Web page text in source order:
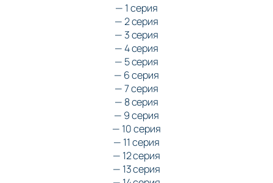
— 1 серия
— 2 серия
— 3 серия
— 4 серия
— 5 серия
— 6 серия
— 7 серия
— 8 серия
— 9 серия
— 10 серия
— 11 серия
— 12 серия
— 13 серия